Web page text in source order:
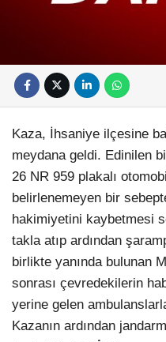
Kaza, İhsaniye ilçesine
meydana geldi. Edinilen
26 NR 959 plakalı
belirlenemeyen bir
hakimiyetini kaybetmesi
takla atıp ardından
birlikte yanında bulunan
sonrası çevredekilerin
yerine gelen
Kazanın ardından